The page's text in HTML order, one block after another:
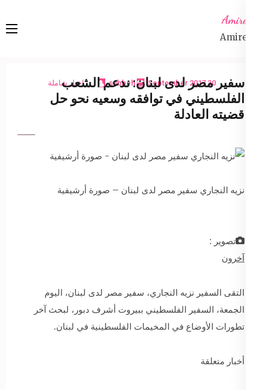
content
Amireta
Amireta
30 September 2017
sabbeh اخبار شاملة
سفير مصر لدى لبنان: ندعم الشعب
الفلسطيني في توافقه وسعيه نحو حل
قضيته العادلة
نزيه النجاري سفير مصر لدى لبنان – صورة أرشيفية
تصوير :
آخرون
التقى السفير نزيه النجاري، سفير مصر لدى لبنان، اليوم
الجمعة، السفير الفلسطيني ببيروت أشرف دبور، لبحث آخر
تطورات الأوضاع في المخيمات الفلسطينية في لبنان.
أخبار متعلقة